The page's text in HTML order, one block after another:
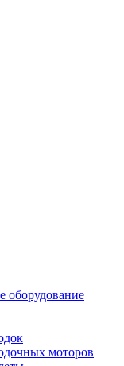
оборудование
моторов